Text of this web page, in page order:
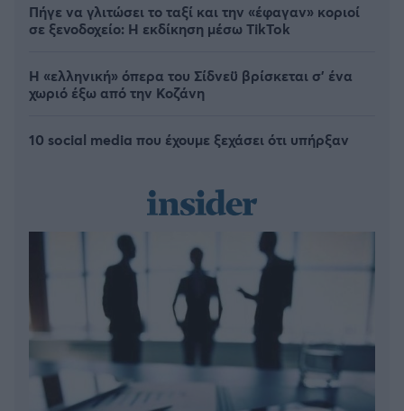
Πήγε να γλιτώσει το ταξί και την «έφαγαν» κοριοί
σε ξενοδοχείο: H εκδίκηση μέσω TikTok
Η «ελληνική» όπερα του Σίδνεϋ βρίσκεται σ' ένα
χωριό έξω από την Κοζάνη
10 social media που έχουμε ξεχάσει ότι υπήρξαν